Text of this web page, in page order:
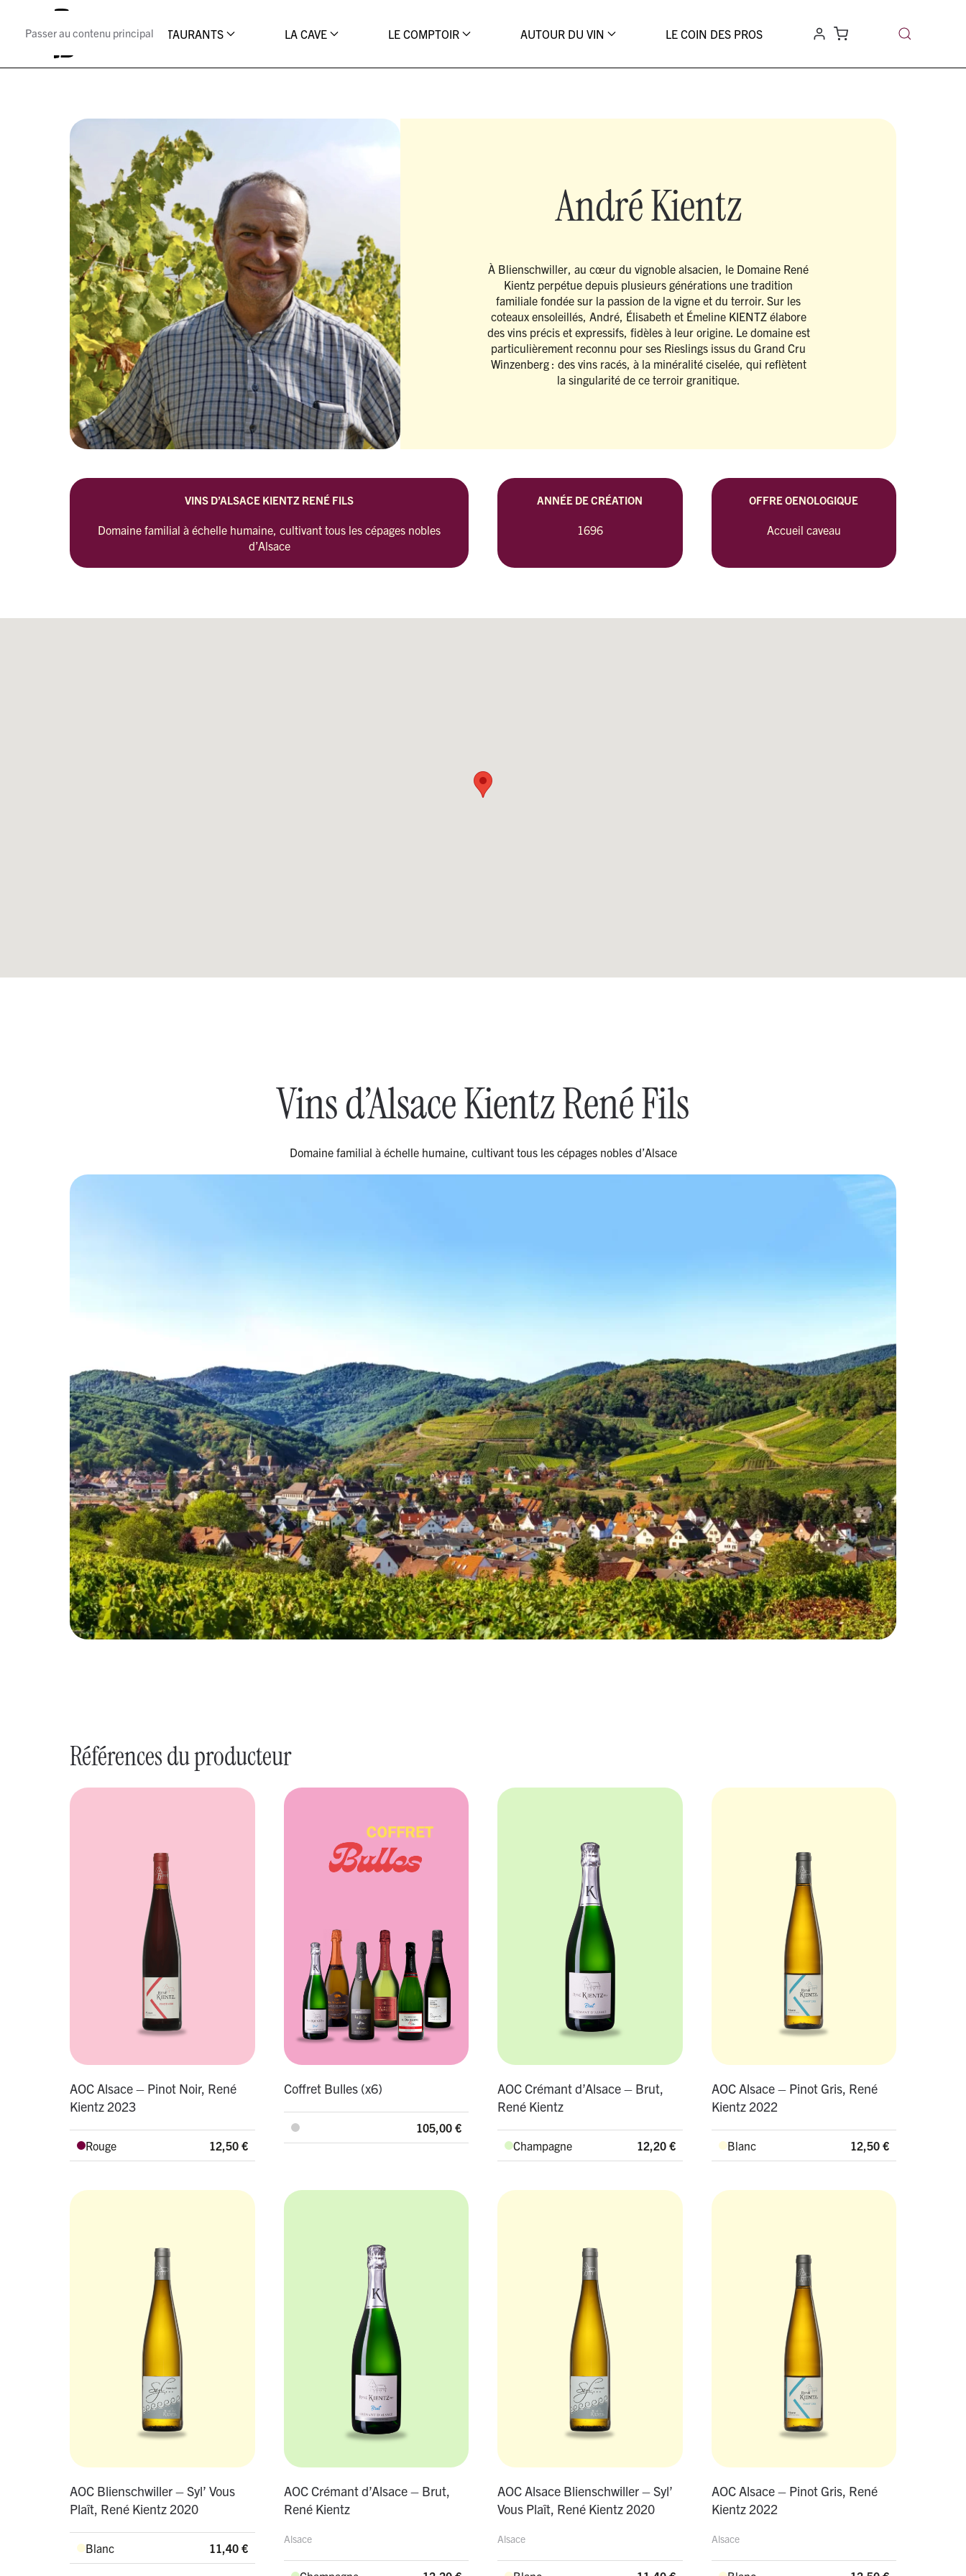
Passer au contenu principalLES RESTAURANTS LA CAVE LE COMPTOIR AUTOUR DU VIN LE COIN DES PROS
André Kientz
À Blienschwiller, au cœur du vignoble alsacien, le Domaine René
Kientz perpétue depuis plusieurs générations une tradition
familiale fondée sur la passion de la vigne et du terroir. Sur les
coteaux ensoleillés, André, Élisabeth et Émeline KIENTZ élabore
des vins précis et expressifs, fidèles à leur origine. Le domaine est
particulièrement reconnu pour ses Rieslings issus du Grand Cru
Winzenberg : des vins racés, à la minéralité ciselée, qui reflètent
la singularité de ce terroir granitique.
VINS D’ALSACE KIENTZ RENÉ FILS
Domaine familial à échelle humaine, cultivant tous les cépages nobles
d’Alsace
ANNÉE DE CRÉATION
1696
OFFRE OENOLOGIQUE
Accueil caveau
Vins d’Alsace Kientz René Fils
Domaine familial à échelle humaine, cultivant tous les cépages nobles d’Alsace
Références du producteur
AOC Alsace – Pinot Noir, René
Kientz 2023
Rouge 12,50 €
Coffret Bulles (x6)
105,00 €
AOC Crémant d’Alsace – Brut,
René Kientz
Champagne 12,20 €
AOC Alsace – Pinot Gris, René
Kientz 2022
Blanc 12,50 €
AOC Blienschwiller – Syl’ Vous
Plaît, René Kientz 2020
Blanc 11,40 €
AOC Crémant d’Alsace – Brut,
René Kientz
Alsace
AOC Alsace Blienschwiller – Syl’
Vous Plaît, René Kientz 2020
Alsace
AOC Alsace – Pinot Gris, René
Kientz 2022
Alsace